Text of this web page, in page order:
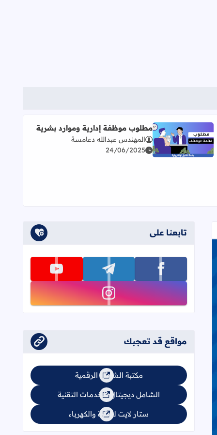
اقرأ المزيد عن مطلوب موظفة إدارية وموارد بشرية
مطلوب موظفة إدارية وموارد بشرية
المهندس عبدالله دعامسة
24/06/2025
الثاني
تابعنا على
تابعنا على facebook تابعنا على telegram تابعنا على youtube
تابعنا على instagram
مواقع قد تعجبك
مكتبة الشامل الرقمية
الشامل ديجيتال للخدمات التقنية
ستار لايت للإنارة والكهرباء